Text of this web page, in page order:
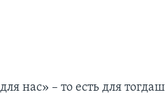
нас» – то есть для